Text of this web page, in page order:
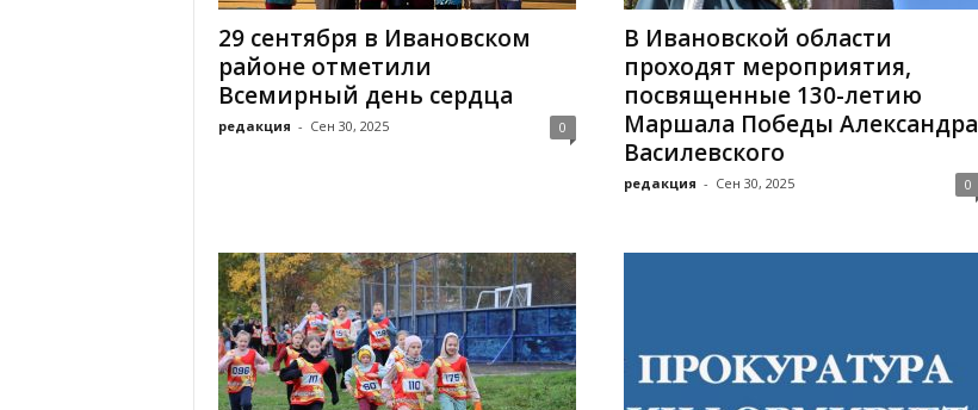
29 сентября в Ивановском
районе отметили
Всемирный день сердца
редакция - Сен 30, 2025 0
В Ивановской области
проходят мероприятия,
посвященные 130-летию
Маршала Победы Александра
Василевского
редакция - Сен 30, 2025 0